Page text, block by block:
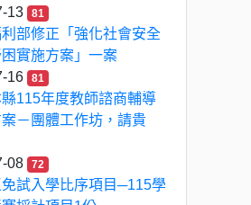
13
81
部修正「強化社會安全
實施方案」一案
16
81
115年度教師諮商輔導
－團體工作坊，請貴
08
72
試入學比序項目─115學